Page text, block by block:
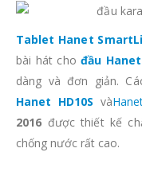
Tablet Hanet
bài hát chođầu
dàng và đơn giản.
Hanet HD10S và
2016 được thiết kế
chống nước rất cao.